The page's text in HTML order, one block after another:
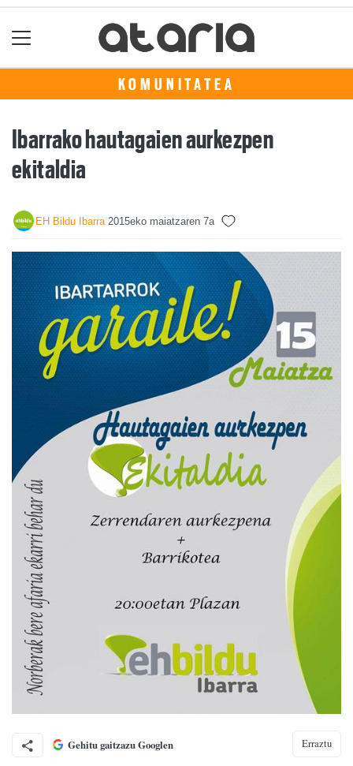
KOMUNITATEA
Ibarrako hautagaien aurkezpen
ekitaldia
EH Bildu Ibarra 2015eko maiatzaren 7a
Gehitu gaitzazu Googlen Erraztu